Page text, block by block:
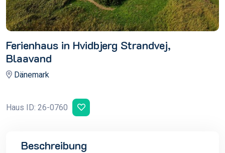
Ferienhaus in Hvidbjerg Strandvej,
Blaavand
Dänemark
Haus ID: 26-0760
Beschreibung